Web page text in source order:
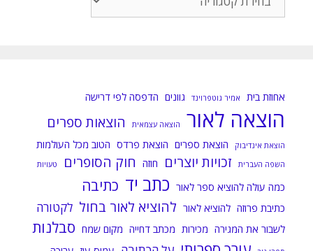
הפוסטים
אחוזת בית אמיר גוטפרוינד גוונים הדפסה לפי דרישה
הוצאה לאור הוצאה עצמאית הוצאות ספרים
הוצאת אינדיבוק הוצאת ספרים הוצאת פרדס הטוב מכל העולמות
השפה העברית זכויות יוצרים חוזה חוק הסופרים טעויות
כמה עולה להוציא ספר לאור כתב יד כתיבה
כתיבת פרוזה להוציא לאור להוציא לאור בחול לקטורה
לשבור את המגירה מכירות מכתב דחייה מקום שמח סבלנות